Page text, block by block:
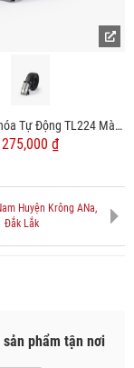
Thắt Lưng Khóa Tự Động TL224 Màu Đen
275,000 ₫
Huyện Krông ANa,
Đắk Lắk
phẩm tận nơi